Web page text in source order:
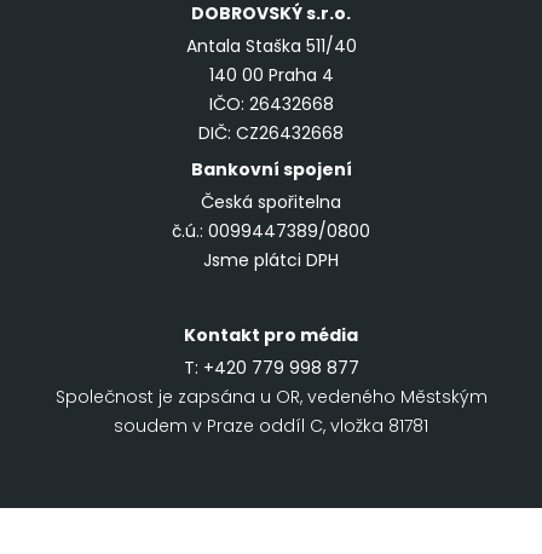
DOBROVSKÝs.r.o.
Antala Staška 511/40
140 00 Praha 4
IČO: 26432668
DIČ: CZ26432668
Bankovní spojení
Česká spořitelna
č.ú.: 0099447389/0800
Jsme plátci DPH
Kontakt pro média
T: +420 779 998 877
Společnost je zapsána u OR, vedeného Městským
soudem v Praze oddíl C, vložka 81781